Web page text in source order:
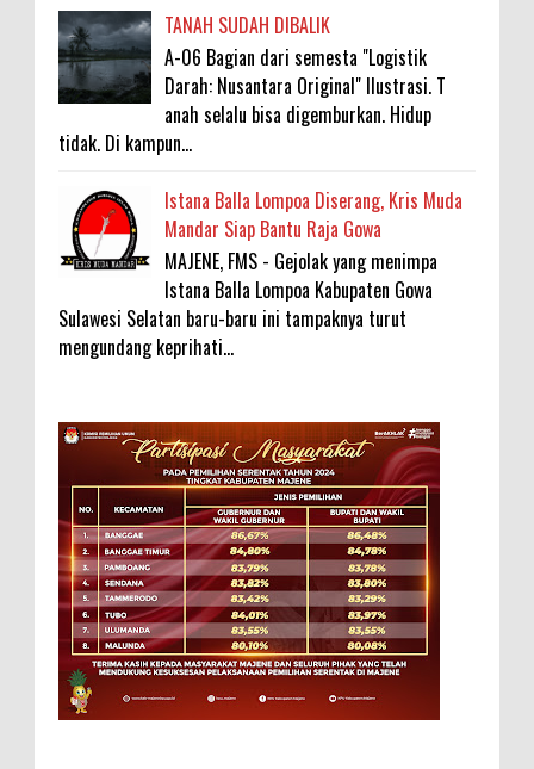
TANAH SUDAH DIBALIK
A-06 Bagian dari semesta "Logistik
Darah: Nusantara Original" Ilustrasi. T
anah selalu bisa digemburkan. Hidup
tidak. Di kampun...
Istana Balla Lompoa Diserang, Kris Muda
Mandar Siap Bantu Raja Gowa
MAJENE, FMS - Gejolak yang menimpa
Istana Balla Lompoa Kabupaten Gowa
Sulawesi Selatan baru-baru ini tampaknya turut
mengundang keprihati...